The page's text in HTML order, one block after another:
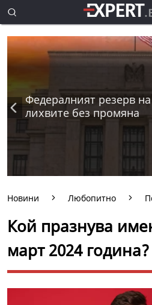
Федералният резерв
лихвите без промяна
Новини Любопитно
Кой празнува
март 2024 година?